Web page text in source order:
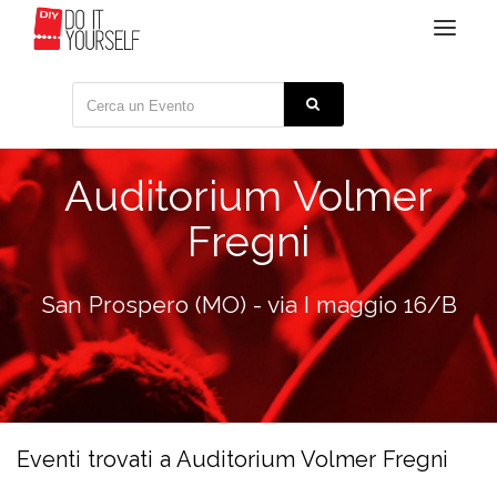
Toggle
Auditorium Volmer
Fregni
San Prospero (MO) - via I maggio 16/B
Eventi trovati a Auditorium Volmer Fregni